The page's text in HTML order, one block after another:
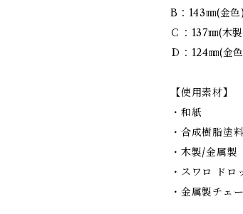
B：143㎜(金
Ｃ：137㎜(木
Ｄ：124㎜(金
【使用素材】
・和紙
・合成樹脂塗料
・木製/金属
・スワロ ドロ
・金属製チェ